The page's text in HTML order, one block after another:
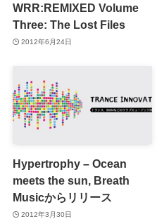
WRR:REMIXED Volume
Three: The Lost Files
2012年6月24日
Hypertrophy – Ocean
meets the sun, Breath
Musicからリリース
2012年3月30日